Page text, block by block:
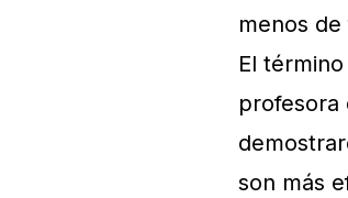
menos
El
profesora
son más